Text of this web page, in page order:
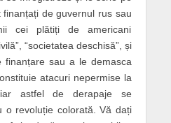
de guvernul rus sau
cei plătiți de americani
“societatea deschisă”, și
finanțare sau a le demasca
atacuri nepermise la
iar astfel de derapaje se
o revoluție colorată. Vă dați